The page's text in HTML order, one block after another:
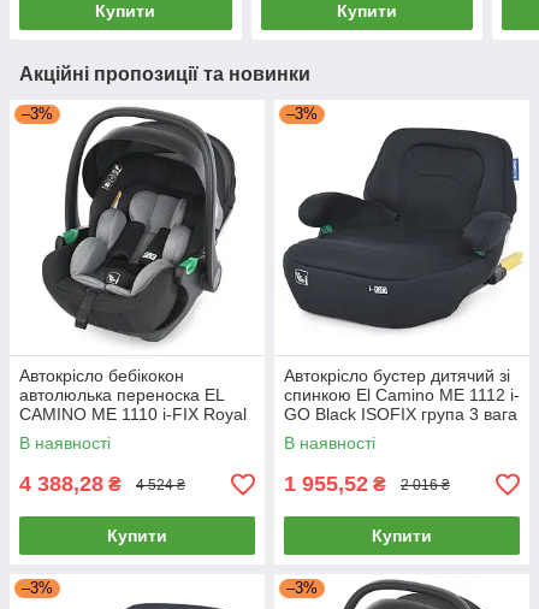
Купити Купити
Акційні пропозиції та новинки
–3%
Автокрісло бебікокон
автолюлька переноска EL
CAMINO ME 1110 i-FIX Royal
Dark Gray група 0+
В наявності
4 388,28 ₴ 4 524 ₴
Купити
–3%
Автокрісло бустер дитячий зі
спинкою El Camino ME 1112 i-
GO Black ISOFIX група 3 вага
дитини 22-36 кг
В наявності
1 955,52 ₴ 2 016 ₴
Купити
–3% –3%